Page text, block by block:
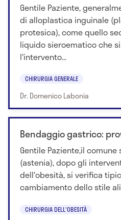
Gentile Paziente,
di alloplastica inguinale
protesica), come quello
liquido sieroematico che
l'intervento...
CHIRURGIA GENERALE
Dr. Domenico Labonia
Bendaggio gastrico:
Gentile Paziente,il
(astenia), dopo gli
dell'obesità, si verifica
cambiamento dello stile
CHIRURGIA DELL'OBESITÀ